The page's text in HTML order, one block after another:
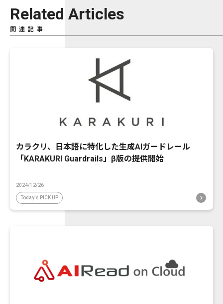
Related Articles
関連記事
カラクリ、日本語に特化した生成AIガードレール
「KARAKURI Guardrails」β版の提供開始
2024/12/26
Today's PICK UP